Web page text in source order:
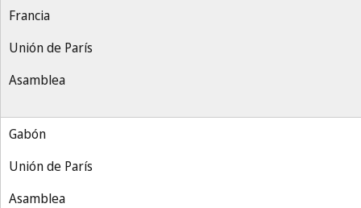
Francia
Unión de París
Asamblea
Gabón
Unión de París
Asamblea